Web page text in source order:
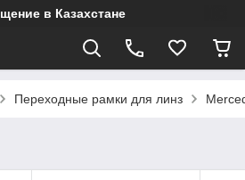
в Казахстане
Переходные рамки для линз